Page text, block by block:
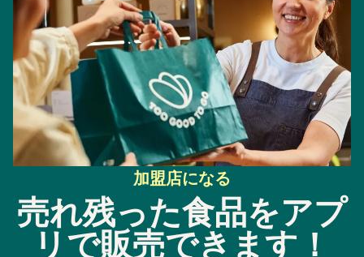
加盟店になる
売れ残った食品をアプ
リで販売できます！